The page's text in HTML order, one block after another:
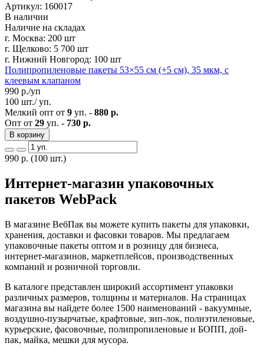
Артикул: 160017
В наличии
Наличие на складах
г. Москва: 200 шт
г. Щелково: 5 700 шт
г. Нижний Новгород: 100 шт
Полипропиленовые пакеты 53×55 см (+5 см), 35 мкм, с
клеевым клапаном
990 р./уп
100 шт./ уп.
Мелкий опт от 9 уп. - 880 р.
Опт от 29 уп. - 730 р.
В корзину
990 р. (100 шт.)
Интернет-магазин упаковочных
пакетов WebPack
В магазине ВебПак вы можете купить пакеты для упаковки,
хранения, доставки и фасовки товаров. Мы предлагаем
упаковочные пакеты оптом и в розницу для бизнеса,
интернет-магазинов, маркетплейсов, производственных
компаний и розничной торговли.
В каталоге представлен широкий ассортимент упаковки
различных размеров, толщины и материалов. На страницах
магазина вы найдете более 1500 наименований - вакуумные,
воздушно-пузырчатые, крафтовые, зип-лок, полиэтиленовые,
курьерские, фасовочные, полипропиленовые и БОПП, дой-
пак, майка, мешки для мусора.